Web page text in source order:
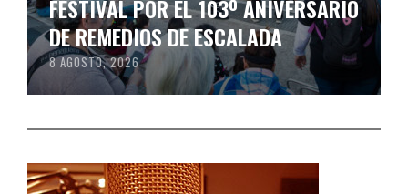
FESTIVAL POR EL 103º ANIVERSARIO
DE REMEDIOS DE ESCALADA
8 AGOSTO, 2026